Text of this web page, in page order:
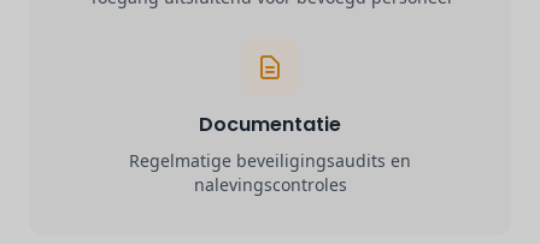
Documentatie
Regelmatige beveiligingsaudits en
nalevingscontroles